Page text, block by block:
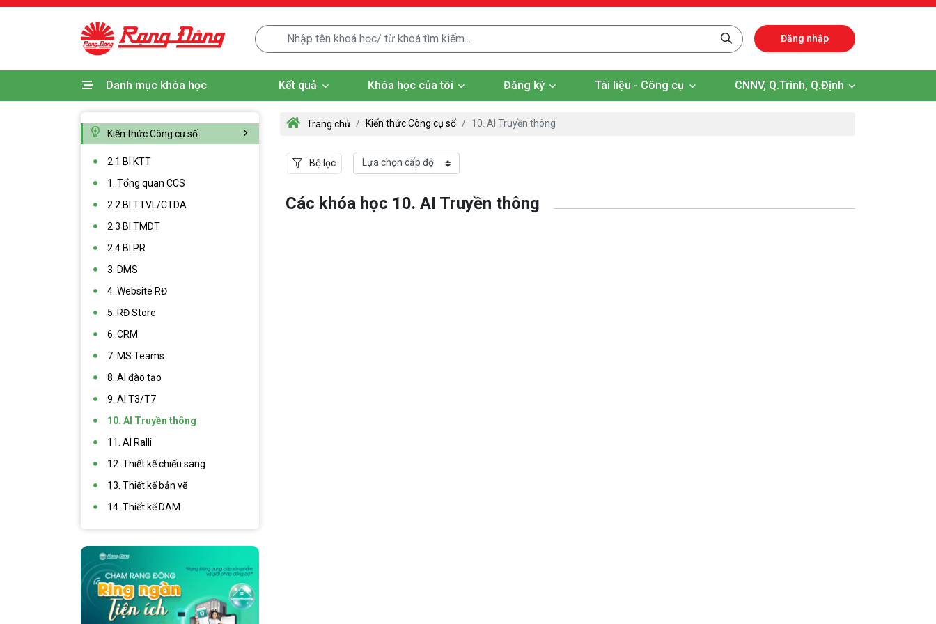
Đăng nhập
Danh mục khóa học Kết quả Khóa học của tôi Đăng ký Tài liệu - Công cụ CNNV, Q.Trình, Q.Định
Kiến thức Công cụ số
2.1 BI KTT
1. Tổng quan CCS
2.2 BI TTVL/CTDA
2.3 BI TMDT
2.4 BI PR
3. DMS
4. Website RĐ
5. RĐ Store
6. CRM
7. MS Teams
8. AI đào tạo
9. AI T3/T7
10. AI Truyền thông
11. AI Ralli
12. Thiết kế chiếu sáng
13. Thiết kế bản vẽ
14. Thiết kế DAM
Trang chủ Kiến thức Công cụ số 10. AI Truyền thông
Bộ lọc
Các khóa học 10. AI Truyền thông